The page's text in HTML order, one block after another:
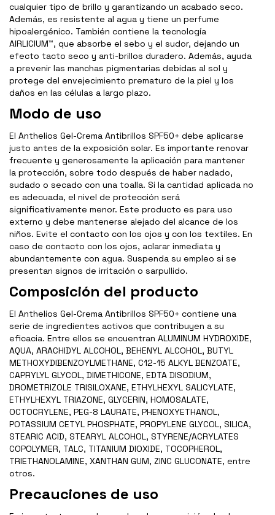
cualquier tipo de brillo y garantizando un acabado seco.
Además, es resistente al agua y tiene un perfume
hipoalergénico. También contiene la tecnología
AIRLICIUM™, que absorbe el sebo y el sudor, dejando un
efecto tacto seco y anti-brillos duradero. Además, ayuda
a prevenir las manchas pigmentarias debidas al sol y
protege del envejecimiento prematuro de la piel y los
daños en las células a largo plazo.
Modo de uso
El Anthelios Gel-Crema Antibrillos SPF50+ debe aplicarse
justo antes de la exposición solar. Es importante renovar
frecuente y generosamente la aplicación para mantener
la protección, sobre todo después de haber nadado,
sudado o secado con una toalla. Si la cantidad aplicada no
es adecuada, el nivel de protección será
significativamente menor. Este producto es para uso
externo y debe mantenerse alejado del alcance de los
niños. Evite el contacto con los ojos y con los textiles. En
caso de contacto con los ojos, aclarar inmediata y
abundantemente con agua. Suspenda su empleo si se
presentan signos de irritación o sarpullido.
Composición del producto
El Anthelios Gel-Crema Antibrillos SPF50+ contiene una
serie de ingredientes activos que contribuyen a su
eficacia. Entre ellos se encuentran ALUMINUM HYDROXIDE,
AQUA, ARACHIDYL ALCOHOL, BEHENYL ALCOHOL, BUTYL
METHOXYDIBENZOYLMETHANE, C12-15 ALKYL BENZOATE,
CAPRYLYL GLYCOL, DIMETHICONE, EDTA DISODIUM,
DROMETRIZOLE TRISILOXANE, ETHYLHEXYL SALICYLATE,
ETHYLHEXYL TRIAZONE, GLYCERIN, HOMOSALATE,
OCTOCRYLENE, PEG-8 LAURATE, PHENOXYETHANOL,
POTASSIUM CETYL PHOSPHATE, PROPYLENE GLYCOL, SILICA,
STEARIC ACID, STEARYL ALCOHOL, STYRENE/ACRYLATES
COPOLYMER, TALC, TITANIUM DIOXIDE, TOCOPHEROL,
TRIETHANOLAMINE, XANTHAN GUM, ZINC GLUCONATE, entre
otros.
Precauciones de uso